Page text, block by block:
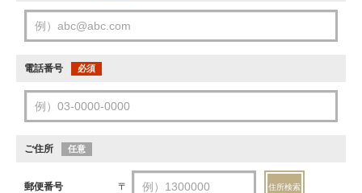
電話番号 必須
ご住所 任意
郵便番号 〒 住所検索